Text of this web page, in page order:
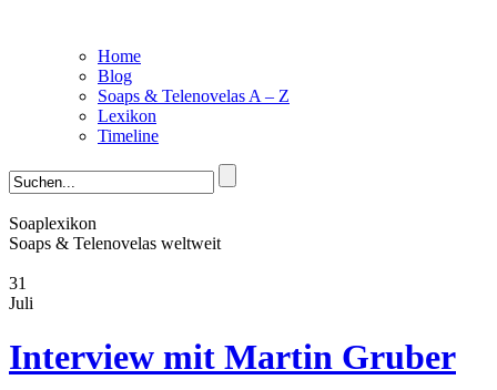
Home
Blog
Soaps & Telenovelas A – Z
Lexikon
Timeline
Soaplexikon
Soaps & Telenovelas weltweit
31
Juli
Interview mit Martin Gruber